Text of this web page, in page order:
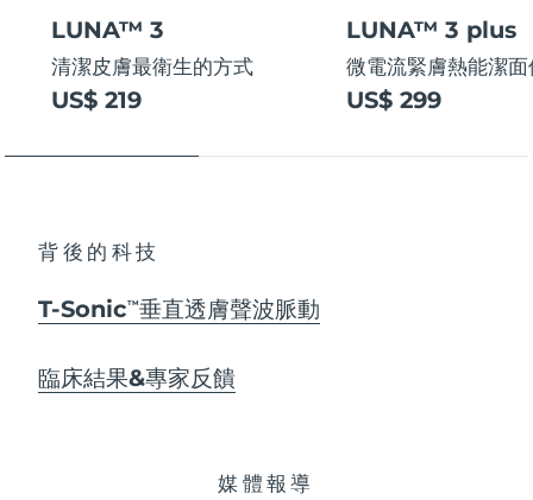
LUNA™ 3
清潔皮膚最衛生的方式
US$ 219
LUNA™ 3 plus
微電流緊膚熱能潔面
US$ 299
背後的科技
T-SonicTM 垂直透膚聲波脈動
臨床結果&專家反饋
媒體報導